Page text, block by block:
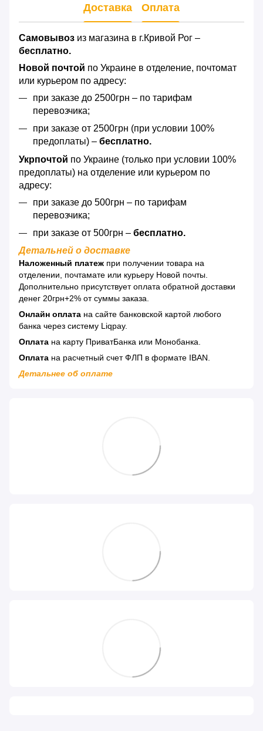
Доставка Оплата
Самовывоз из магазина в г.Кривой Рог –
бесплатно.
Новой почтой по Украине в отделение, почтомат
или курьером по адресу:
при заказе до 2500грн – по тарифам
перевозчика;
при заказе от 2500грн (при условии 100%
предоплаты) – бесплатно.
Укрпочтой по Украине (только при условии 100%
предоплаты) на отделение или курьером по
адресу:
при заказе до 500грн – по тарифам
перевозчика;
при заказе от 500грн – бесплатно.
Детальней о доставке
Наложенный платеж при получении товара на
отделении, почтамате или курьеру Новой почты.
Дополнительно присутствует оплата обратной доставки
денег 20грн+2% от суммы заказа.
Онлайн оплата на сайте банковской картой любого
банка через систему Liqpay.
Оплата на карту ПриватБанка или Монобанка.
Оплата на расчетный счет ФЛП в формате IBAN.
Детальнее об оплате